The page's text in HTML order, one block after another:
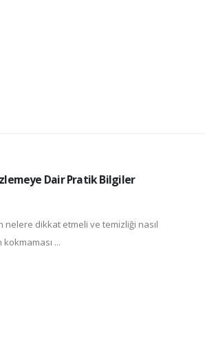
Dair Pratik Bilgiler
nelere dikkat etmeli ve temizliği nasıl
kokmaması ...